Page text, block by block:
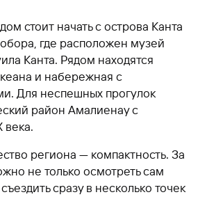
стоит начать с острова Канта
где расположен музей
Канта. Рядом находятся
и набережная с
Для неспешных прогулок
район Амалиенау с
века.
региона — компактность. За
не только осмотреть сам
сразу в несколько точек